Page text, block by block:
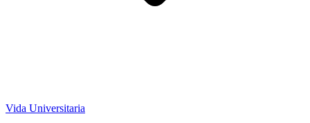
Vida Universitaria